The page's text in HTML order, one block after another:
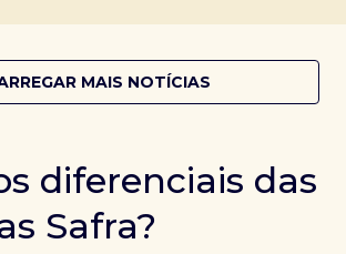
MAIS NOTÍCIAS
diferenciais das
Safra?